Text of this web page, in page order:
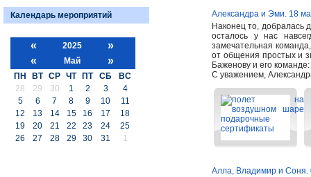
Календарь мероприятий
« 2025
»
«
Май »
ПН ВТ СР ЧТ ПТ СБ
ВС
28
29 30 1 2 3
4
5
6 7 8 9 10
11
12
13 14 15 16 17
18
19
20 21 22 23 24
25
26
27 28 29 30 31 1
Александра и Эми. 18
Наконец то, добралась
осталось у нас
замечательная
от общения простых и
Баженову и его
С уважением,
Алла, Владимир и Соня.